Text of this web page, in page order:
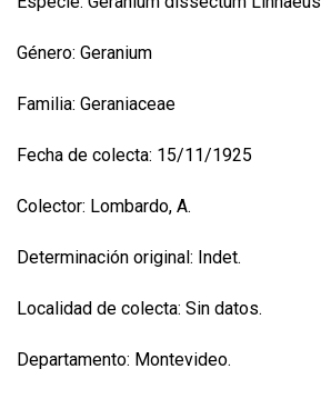
Género: Geranium
Familia: Geraniaceae
Fecha de colecta: 15/11/1925
Colector: Lombardo, A.
Determinación original: Indet.
Localidad de colecta: Sin datos.
Departamento: Montevideo.